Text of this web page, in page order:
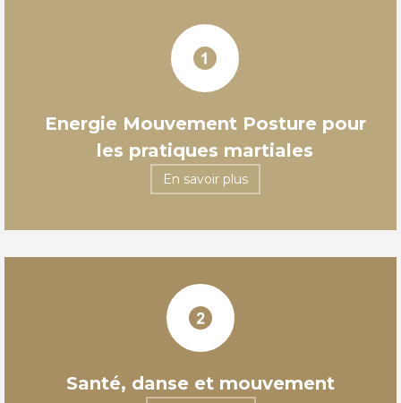
Energie Mouvement Posture pour
les pratiques martiales
En savoir plus
Santé, danse et mouvement